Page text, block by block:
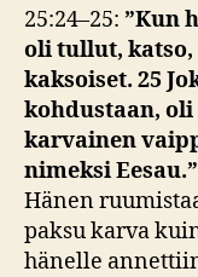
25:24–25: ”Kun
oli tullut, katso,
kaksoiset. 25
kohdustaan,
karvainen
nimeksi Eesau.”
Hänen
paksu karva
hänelle